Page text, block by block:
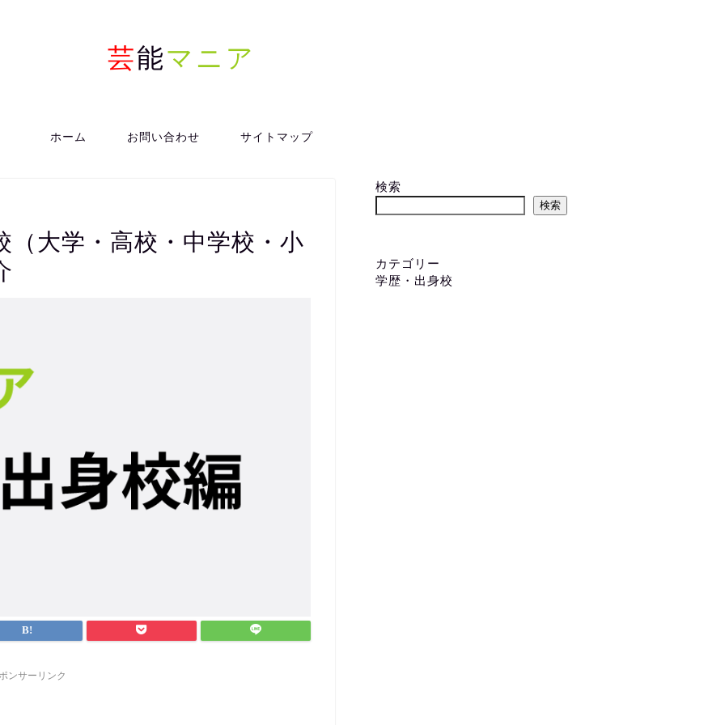
芸能マニア
ホーム お問い合わせ サイトマップ
（大学・高校・中学校・小
ンサーリンク
検索
検索
カテゴリー
学歴・出身校